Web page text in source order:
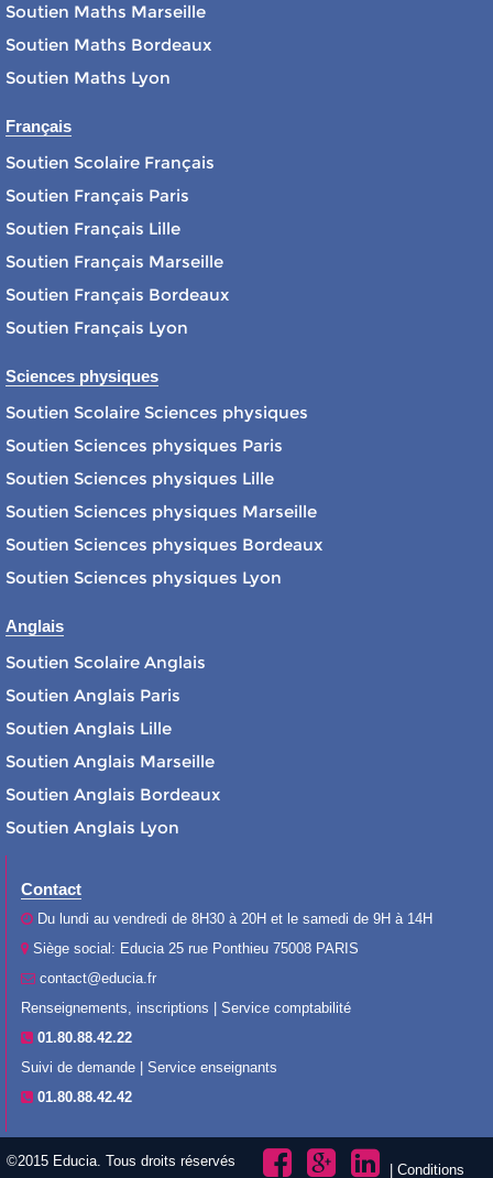
Soutien Maths Marseille
Soutien Maths Bordeaux
Soutien Maths Lyon
Français
Soutien Scolaire Français
Soutien Français Paris
Soutien Français Lille
Soutien Français Marseille
Soutien Français Bordeaux
Soutien Français Lyon
Sciences physiques
Soutien Scolaire Sciences physiques
Soutien Sciences physiques Paris
Soutien Sciences physiques Lille
Soutien Sciences physiques Marseille
Soutien Sciences physiques Bordeaux
Soutien Sciences physiques Lyon
Anglais
Soutien Scolaire Anglais
Soutien Anglais Paris
Soutien Anglais Lille
Soutien Anglais Marseille
Soutien Anglais Bordeaux
Soutien Anglais Lyon
Contact
Du lundi au vendredi de 8H30 à 20H et le samedi de 9H à 14H
Siège social: Educia 25 rue Ponthieu 75008 PARIS
contact@educia.fr
Renseignements, inscriptions | Service comptabilité
01.80.88.42.22
Suivi de demande | Service enseignants
01.80.88.42.42
©2015 Educia. Tous droits réservés
| Conditions